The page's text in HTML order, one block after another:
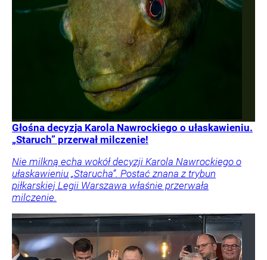
Głośna decyzja Karola Nawrockiego o ułaskawieniu.
„Staruch” przerwał milczenie!
Nie milkną echa wokół decyzji Karola Nawrockiego o
ułaskawieniu „Starucha”. Postać znana z trybun
piłkarskiej Legii Warszawa właśnie przerwała
milczenie.